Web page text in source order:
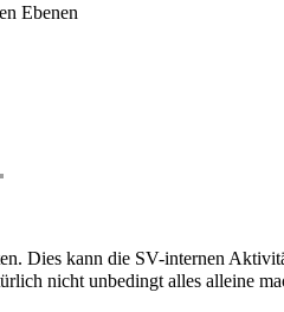
Ebenen
Dies kann die SV-internen
nicht unbedingt alles alleine